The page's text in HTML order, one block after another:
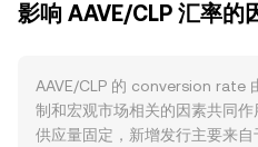
影响 AAVE/CLP 汇率的
AAVE/CLP 的 conversion rate
制和宏观市场相关的因素共同
供应量固定，新增发行主要来自